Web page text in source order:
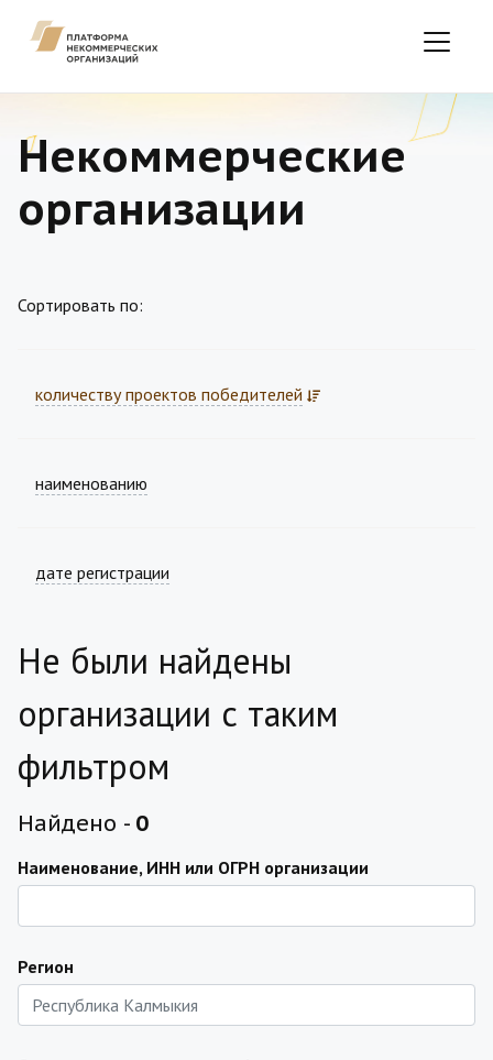
Некоммерческие
организации
Сортировать по:
количеству проектов победителей
наименованию
дате регистрации
Не были найдены
организации с таким
фильтром
Найдено - 0
Наименование, ИНН или ОГРН организации
Регион